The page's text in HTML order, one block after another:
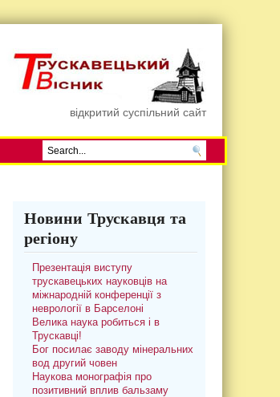
відкритий суспільний сайт
Новини Трускавця та
регіону
Презентація виступу
трускавецьких науковців на
міжнародній конференції з
неврології в Барселоні
Велика наука робиться і в
Трускавці!
Бог посилає заводу мінеральних
вод другий човен
Наукова монографія про
позитивний вплив бальзаму